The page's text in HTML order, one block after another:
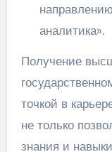
аналитика».
Получение
точкой в
не только
знания и